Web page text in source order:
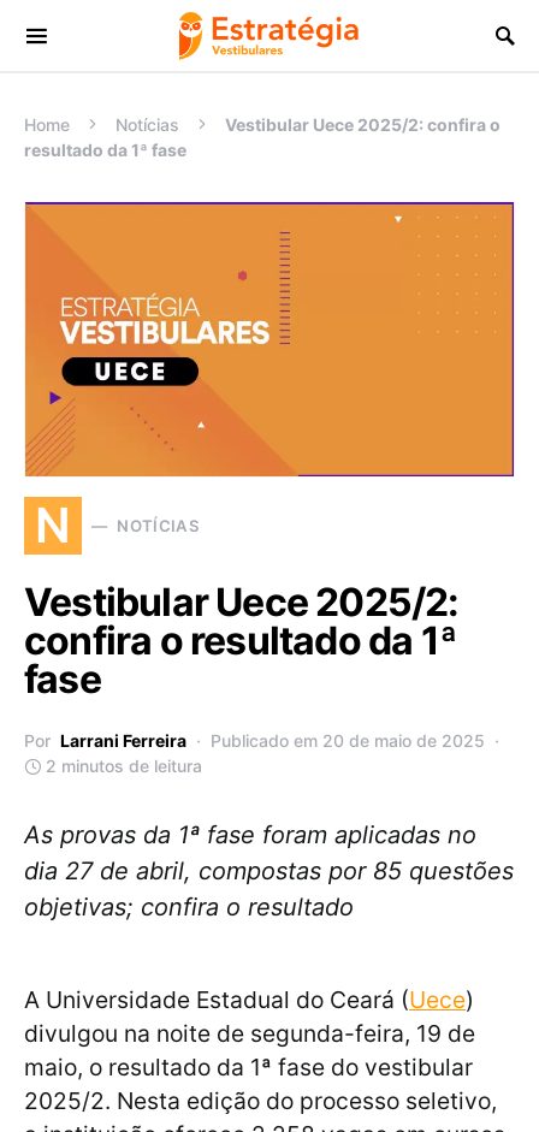
Procurar:
Home Notícias
Vestibular Uece 2025/2: confira o
resultado da 1ª fase
N NOTÍCIAS
Vestibular Uece 2025/2:
confira o resultado da 1ª
fase
Por Larrani Ferreira
Publicado em 20 de maio de 2025
2 minutos de leitura
As provas da 1ª fase foram aplicadas no
dia 27 de abril, compostas por 85 questões
objetivas; confira o resultado
A Universidade Estadual do Ceará (Uece)
divulgou na noite de segunda-feira, 19 de
maio, o resultado da 1ª fase do vestibular
2025/2. Nesta edição do processo seletivo,